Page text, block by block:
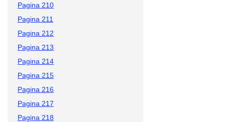
Pagina 210
Pagina 211
Pagina 212
Pagina 213
Pagina 214
Pagina 215
Pagina 216
Pagina 217
Pagina 218